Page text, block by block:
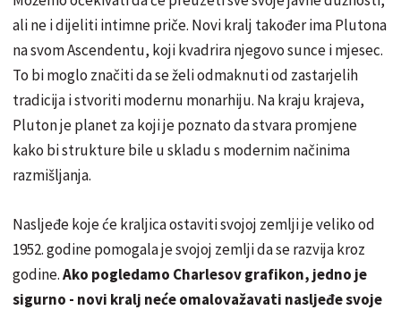
ali ne i dijeliti intimne priče. Novi kralj također ima Plutona
na svom Ascendentu, koji kvadrira njegovo sunce i mjesec.
To bi moglo značiti da se želi odmaknuti od zastarjelih
tradicija i stvoriti modernu monarhiju. Na kraju krajeva,
Pluton je planet za koji je poznato da stvara promjene
kako bi strukture bile u skladu s modernim načinima
razmišljanja.
Nasljeđe koje će kraljica ostaviti svojoj zemlji je veliko od
1952. godine pomogala je svojoj zemlji da se razvija kroz
godine.Ako pogledamo Charlesov grafikon, jedno je
sigurno - novi kralj neće omalovažavati nasljeđe svoje